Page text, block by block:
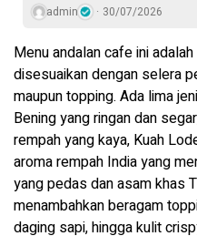
admin 30/07/2026
Menu andalan cafe ini
disesuaikan dengan selera
maupun topping. Ada lima
Bening yang ringan dan
rempah yang kaya, Kuah
aroma rempah India yang
yang pedas dan asam khas
menambahkan beragam
daging sapi, hingga kulit